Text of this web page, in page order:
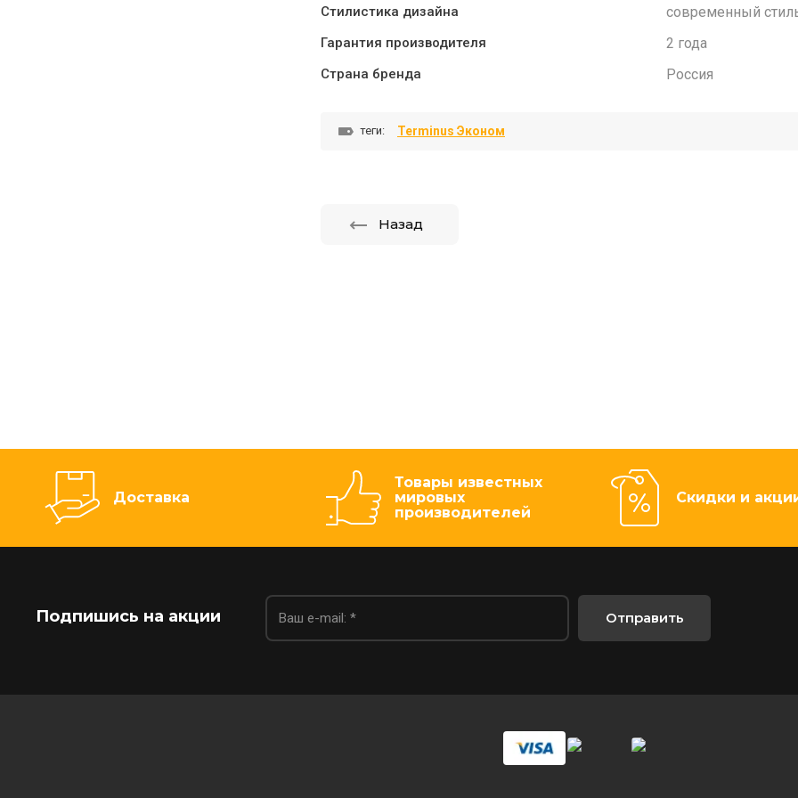
Стилистика дизайна современный
Гарантия производителя 2 года
Страна бренда Россия
теги: Terminus Эконом
Назад
Доставка
Товары известных
мировых
производителей
Скидки и
Подпишись на акции Отправить